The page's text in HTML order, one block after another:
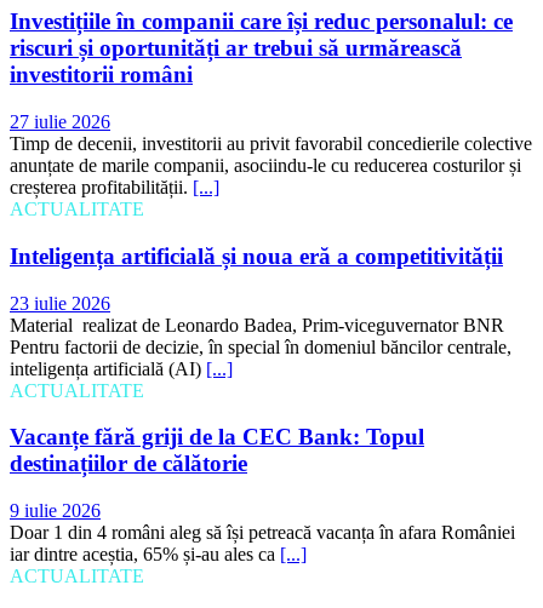
Investițiile în companii care își reduc personalul: ce
riscuri și oportunități ar trebui să urmărească
investitorii români
27 iulie 2026
Timp de decenii, investitorii au privit favorabil concedierile colective
anunțate de marile companii, asociindu-le cu reducerea costurilor și
creșterea profitabilității. [...]
ACTUALITATE
Inteligența artificială și noua eră a competitivității
23 iulie 2026
Material realizat de Leonardo Badea, Prim-viceguvernator BNR
Pentru factorii de decizie, în special în domeniul băncilor centrale,
inteligența artificială (AI) [...]
ACTUALITATE
Vacanțe fără griji de la CEC Bank: Topul
destinațiilor de călătorie
9 iulie 2026
Doar 1 din 4 români aleg să își petreacă vacanța în afara României
iar dintre aceștia, 65% și-au ales ca [...]
ACTUALITATE